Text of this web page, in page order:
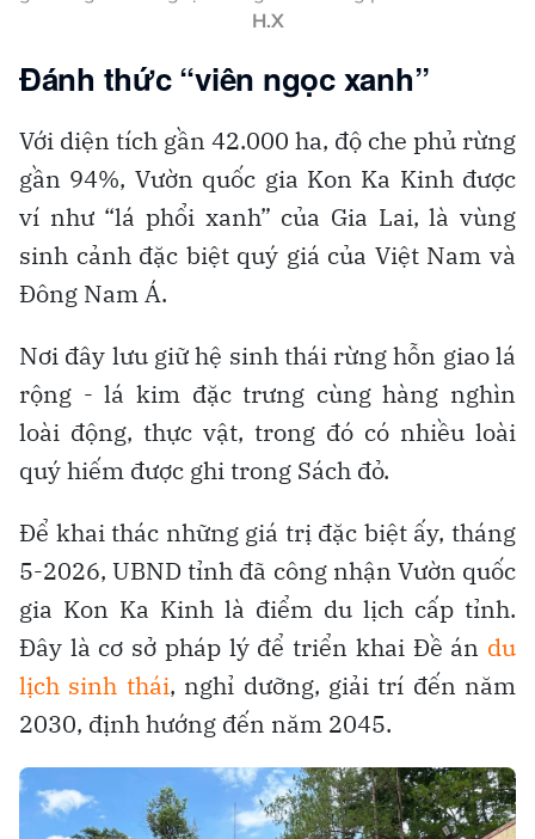
H.X
Đánh thức “viên ngọc xanh”
Với diện tích gần 42.000 ha, độ che phủ rừng
gần 94%, Vườn quốc gia Kon Ka Kinh được
ví như “lá phổi xanh” của Gia Lai, là vùng
sinh cảnh đặc biệt quý giá của Việt Nam và
Đông Nam Á.
Nơi đây lưu giữ hệ sinh thái rừng hỗn giao lá
rộng - lá kim đặc trưng cùng hàng nghìn
loài động, thực vật, trong đó có nhiều loài
quý hiếm được ghi trong Sách đỏ.
Để khai thác những giá trị đặc biệt ấy, tháng
5-2026, UBND tỉnh đã công nhận Vườn quốc
gia Kon Ka Kinh là điểm du lịch cấp tỉnh.
Đây là cơ sở pháp lý để triển khai Đề án du
lịch sinh thái, nghỉ dưỡng, giải trí đến năm
2030, định hướng đến năm 2045.